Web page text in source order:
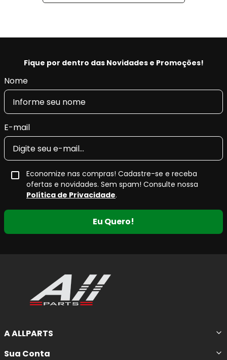
Turquia.
Benefícios Aplus:
máxima tração, pilotagem precisa e segurança.
- Restaura as características originais do veículo,
conforto e retira as vibrações.
EUROPA e com certificado INMETRO.
Fique por dentro das Novidades e Promoções!
Nome
E-mail
Economize nas compras! Cadastre-se e receba
ofertas e novidades. Sem spam! Consulte nossa
Política de Privacidade.
Eu Quero!
A ALLPARTS
Sua Conta